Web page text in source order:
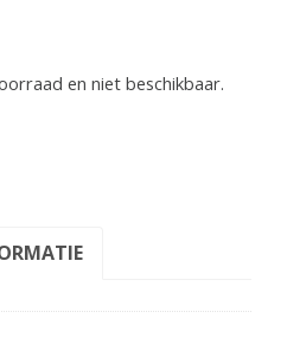
en niet beschikbaar.